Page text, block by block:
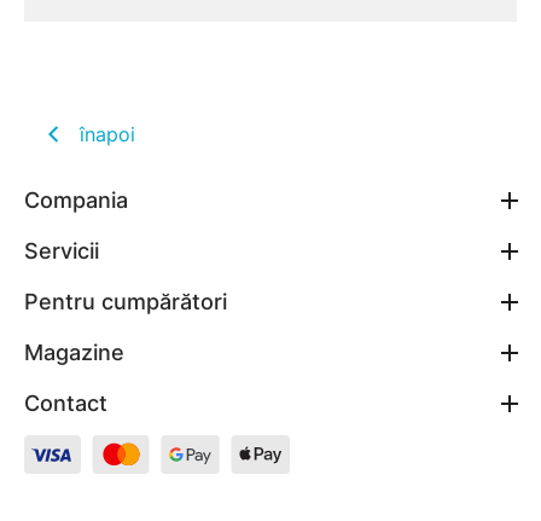
înapoi
Compania
Servicii
Pentru cumpărători
Magazine
Contact